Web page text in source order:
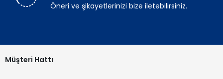
Öneri ve şikayetlerinizi bize iletebilirsiniz.
Müşteri Hattı